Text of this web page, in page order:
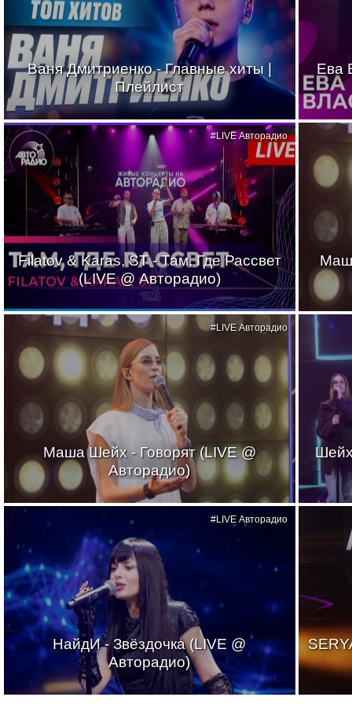
Ваня Дмитриенко - Главные хиты |
Плейлист
Ева
Filatov & Karas, ST - Там, Где Рассвет
(LIVE @ Авторадио)
#LIVE Авторадио
Маша Шейх - Говорят (LIVE @
Авторадио)
#LIVE Авторадио
НайдИ - Звёздочка (LIVE @
Авторадио)
#LIVE Авторадио